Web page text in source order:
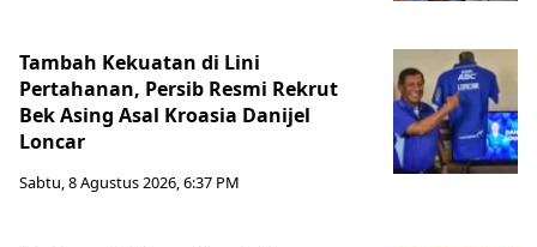
Tambah Kekuatan di Lini
Pertahanan, Persib Resmi Rekrut
Bek Asing Asal Kroasia Danijel
Loncar
Sabtu, 8 Agustus 2026, 6:37 PM